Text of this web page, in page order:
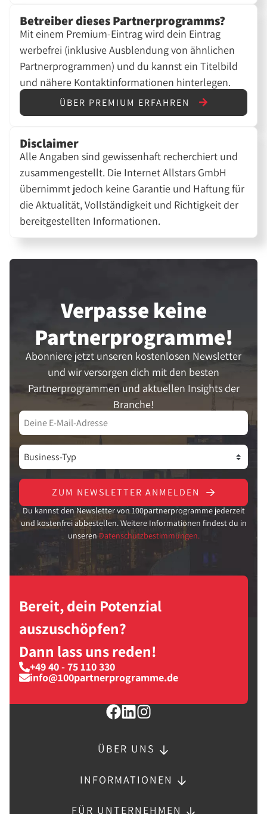
Betreiber dieses Partnerprogramms?
Mit einem Premium-Eintrag wird dein Eintrag
werbefrei (inklusive Ausblendung von ähnlichen
Partnerprogrammen) und du kannst ein Titelbild
und nähere Kontaktinformationen hinterlegen.
ÜBER PREMIUM ERFAHREN
Disclaimer
Alle Angaben sind gewissenhaft recherchiert und
zusammengestellt. Die Internet Allstars GmbH
übernimmt jedoch keine Garantie und Haftung für
die Aktualität, Vollständigkeit und Richtigkeit der
bereitgestellten Informationen.
Verpasse keine
Partner­programme!
Abonniere jetzt unseren kostenlosen Newsletter
und wir versorgen dich mit den besten
Partnerprogrammen und aktuellen Insights der
Branche!
ZUM NEWSLETTER ANMELDEN
Du kannst den Newsletter von 100partnerprogramme jederzeit
und kostenfrei abbestellen. Weitere Informationen findest du in
unseren Datenschutzbestimmungen.
Bereit, dein Potenzial
auszuschöpfen?
Dann lass uns reden!
+49 40 - 75 110 330
info@100partnerprogramme.de
ÜBER UNS
INFORMATIONEN
FÜR UNTERNEHMEN